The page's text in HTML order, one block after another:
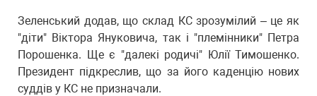
Зеленський додав, що склад КС зрозумілий – це як
"діти" Віктора Януковича, так і "племінники" Петра
Порошенка. Ще є "далекі родичі" Юлії Тимошенко.
Президент підкреслив, що за його каденцію нових
суддів у КС не призначали.